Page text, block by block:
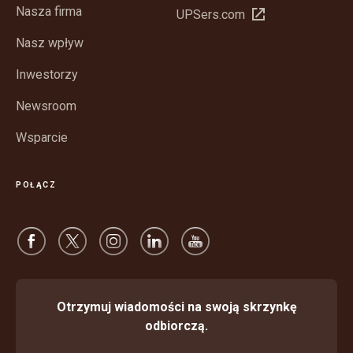
Nasza firma
Nasz wpływ
Inwestorzy
Newsroom
Wsparcie
nowym
UPSers.com Otwórz
POŁĄCZ
Otrzymuj wiadomości na swoją skrzynkę
odbiorczą.